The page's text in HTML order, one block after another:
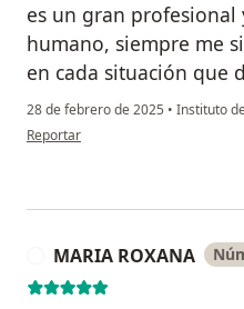
es un gran
humano, siempre me
en cada situación que
28 de febrero de 2025 • Instituto
en opinión del usuario Sheila
Reportar
MARIA ROXANA